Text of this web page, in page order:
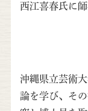
西江喜春氏に師
沖縄県立芸術
論を学び、そ